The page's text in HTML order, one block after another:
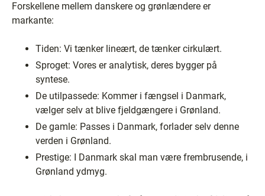
Forskellene mellem danskere og grønlændere er
markante:
Tiden: Vi tænker lineært, de tænker cirkulært.
Sproget: Vores er analytisk, deres bygger på
syntese.
De utilpassede: Kommer i fængsel i Danmark,
vælger selv at blive fjeldgængere i Grønland.
De gamle: Passes i Danmark, forlader selv denne
verden i Grønland.
Prestige: I Danmark skal man være frembrusende, i
Grønland ydmyg.